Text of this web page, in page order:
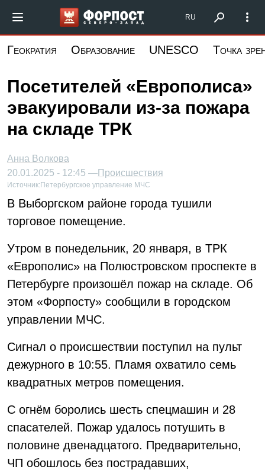
основному
Форпост Северо-Запад
RU
Геократия Образование UNESCO Точка
Посетителей «Европолиса»
эвакуировали из-за пожара
на складе ТРК
Анна Волкова
20.01.2025 - 12:45 —Происшествия
Источник: Петербургское управление МЧС
В Выборгском районе города тушили
торговое помещение.
Утром в понедельник, 20 января, в ТРК
«Европолис» на Полюстровском проспекте в
Петербурге произошёл пожар на складе. Об
этом «Форпосту» сообщили в городском
управлении МЧС.
Сигнал о происшествии поступил на пульт
дежурного в 10:55. Пламя охватило семь
квадратных метров помещения.
С огнём боролись шесть спецмашин и 28
спасателей. Пожар удалось потушить в
половине двенадцатого. Предварительно,
ЧП обошлось без пострадавших,